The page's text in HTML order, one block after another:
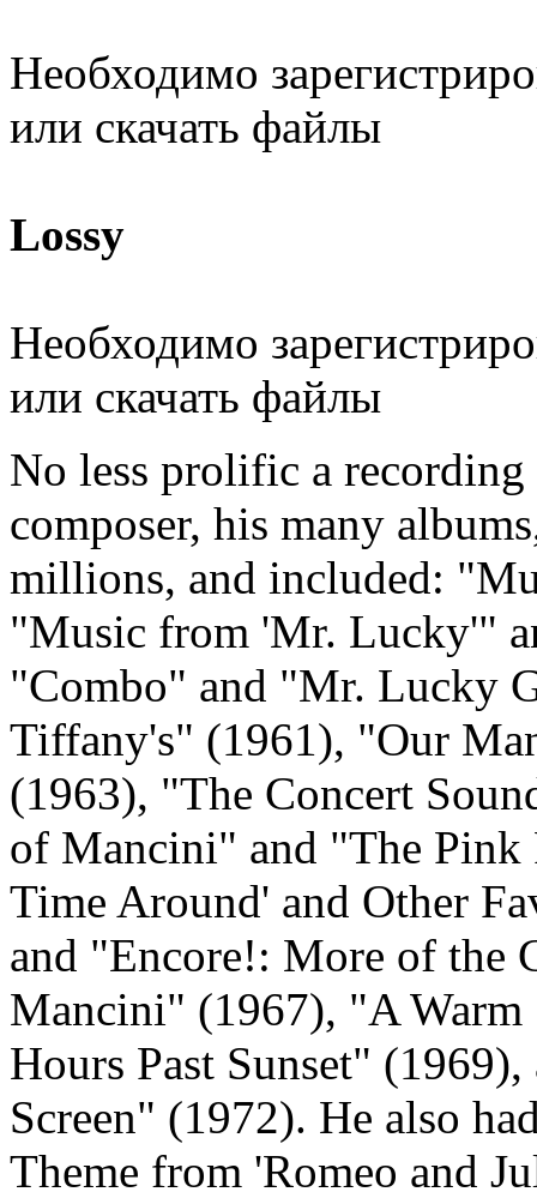
Необходимо
или скачать файлы
Lossy
Необходимо
или скачать файлы
No less prolific a
composer, his many
millions, and included:
"Music from 'Mr. Lucky'"
"Combo" and "Mr. Lucky
Tiffany's" (1961), "Our
(1963), "The Concert
of Mancini" and "The Pink
Time Around' and Other
and "Encore!: More of the
Mancini" (1967), "A
Hours Past Sunset"
Screen" (1972). He also
Theme from 'Romeo and